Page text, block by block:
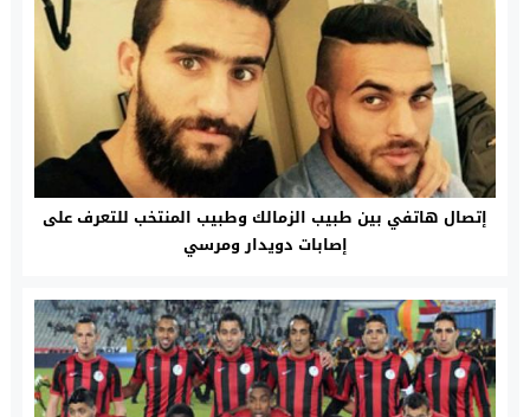
إتصال هاتفي بين طبيب الزمالك وطبيب المنتخب للتعرف على
إصابات دويدار ومرسي